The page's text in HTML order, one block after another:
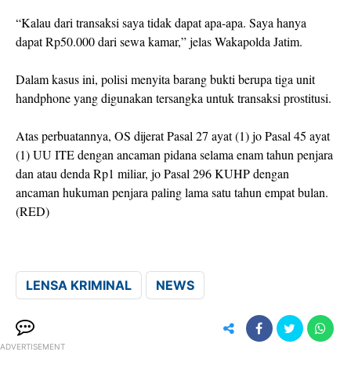
“Kalau dari transaksi saya tidak dapat apa-apa. Saya hanya
dapat Rp50.000 dari sewa kamar,” jelas Wakapolda Jatim.
Dalam kasus ini, polisi menyita barang bukti berupa tiga unit
handphone yang digunakan tersangka untuk transaksi prostitusi.
Atas perbuatannya, OS dijerat Pasal 27 ayat (1) jo Pasal 45 ayat
(1) UU ITE dengan ancaman pidana selama enam tahun penjara
dan atau denda Rp1 miliar, jo Pasal 296 KUHP dengan
ancaman hukuman penjara paling lama satu tahun empat bulan.
(RED)
LENSA KRIMINAL NEWS
ADVERTISEMENT